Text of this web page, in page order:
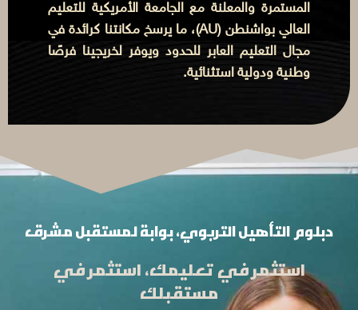
المستمرة والمعلنة مع الجامعة الأمريكية للتعليم
العالي بواشنطن (AU)، ما يرسخ مكانتنا كرائدة في
مجال التعليم العابر للحدود ويوفر لخريجينا فرصًا
وطنية ودولية استثنائية.
دبلوم التأهيل التربوي، بوابة لمستقبل مشرق
استثمر في تعليمك، استثمر في
مستقبلك